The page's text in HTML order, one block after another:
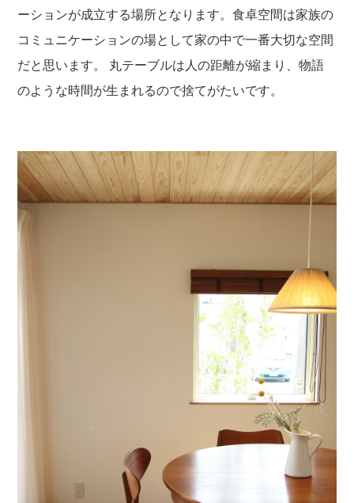
ーションが成立する場所となります。食卓空間は家族の
コミュニケーションの場として家の中で一番大切な空間
だと思います。 丸テーブルは人の距離が縮まり、物語
のような時間が生まれるので捨てがたいです。